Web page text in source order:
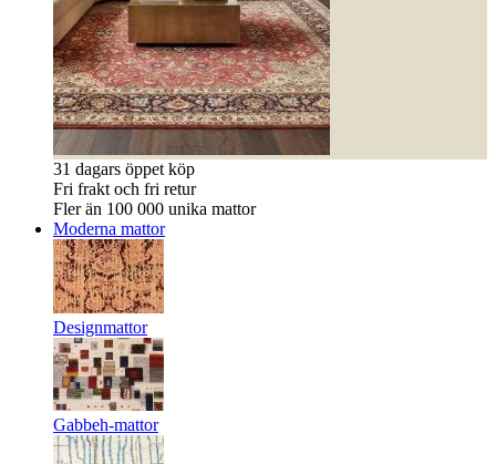
31 dagars öppet köp
Fri frakt och fri retur
Fler än 100 000 unika mattor
Moderna mattor
Designmattor
Gabbeh-mattor